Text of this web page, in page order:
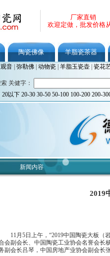
厂家直销
欢迎定做，批发价格
陶瓷佛像 羊脂瓷茶器
观音| 弥勒佛| 动物瓷| 羊脂玉瓷壶| 瓷花
关健字：
20以下 20-30 30-50 50-100 100-200 200-
新闻内容
2019
11月5日上午，“2019中国陶瓷大板（
会副会长、中国陶瓷工业协会名誉会长
副会长吕琴，中国房地产业协会副会长